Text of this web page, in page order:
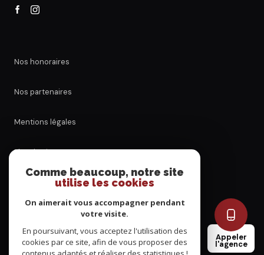
Appeler
l'agence
Nos honoraires
Nos partenaires
Mentions légales
Plan du site
Cookies
Comme beaucoup, notre site
utilise les cookies
On aimerait vous accompagner pendant
votre visite.
En poursuivant, vous acceptez l'utilisation des
cookies par ce site, afin de vous proposer des